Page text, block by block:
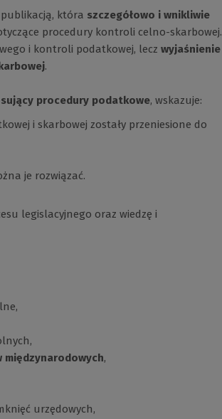
która szczegółowo i wnikliwie
procedury kontroli celno-skarbowej.
i kontroli podatkowej, lecz wyjaśnienie
.
procedury podatkowe, wskazuje:
i skarbowej zostały przeniesione do
je rozwiązać.
legislacyjnego oraz wiedzę i
międzynarodowych,
urzędowych,